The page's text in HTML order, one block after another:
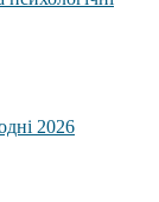
2026